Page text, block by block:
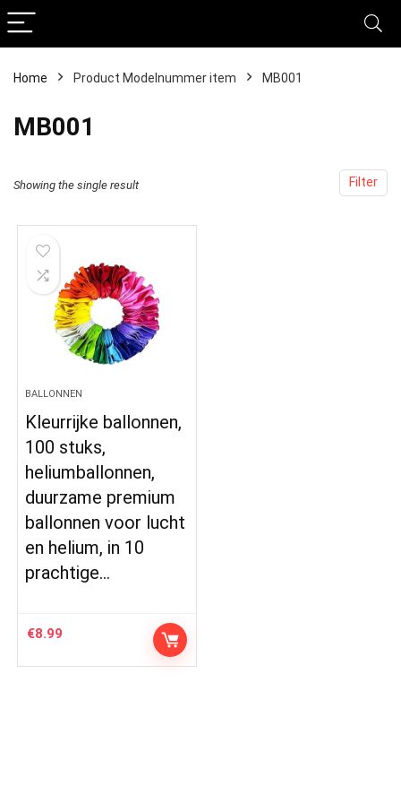
Home Product Modelnummer item ‎MB001
‎MB001
Filter
Showing the single result
BALLONNEN
Kleurrijke ballonnen,
100 stuks,
heliumballonnen,
duurzame premium
ballonnen voor lucht
en helium, in 10
prachtige…
€8.99